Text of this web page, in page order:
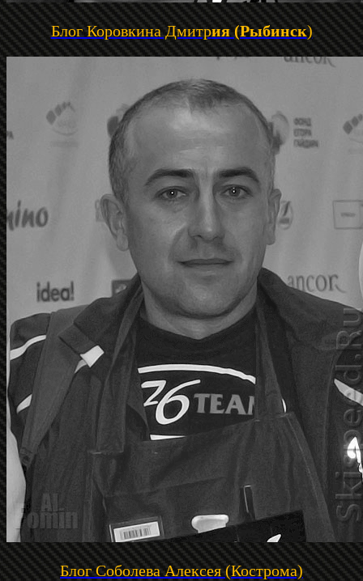
Блог Коровкина Дмитрия (Рыбинск)
Блог Соболева Алексея (Кострома)